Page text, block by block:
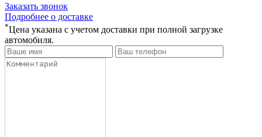
Заказать звонок
Подробнее о доставке
*Цена указана с учетом доставки при полной загрузке
автомобиля.